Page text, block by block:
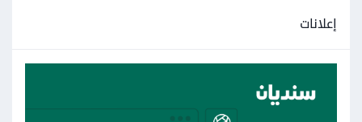
إعلانات